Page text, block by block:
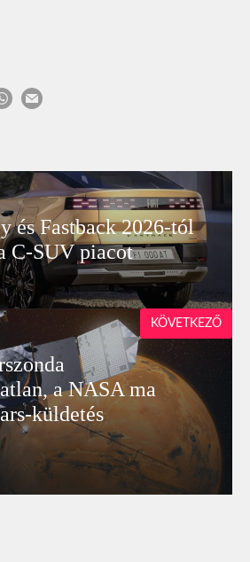
és Fastback 2026-tól
C-SUV piacot
a NASA ma
küldetés
KÖVETKEZŐ